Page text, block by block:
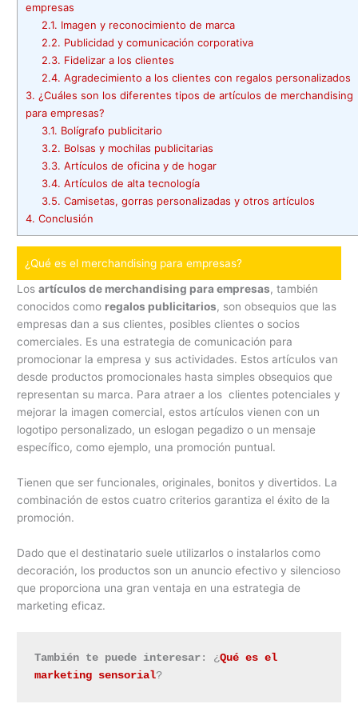
empresas
2.1. Imagen y reconocimiento de marca
2.2. Publicidad y comunicación corporativa
2.3. Fidelizar a los clientes
2.4. Agradecimiento a los clientes con regalos personalizados
3. ¿Cuáles son los diferentes tipos de artículos de merchandising
para empresas?
3.1. Bolígrafo publicitario
3.2. Bolsas y mochilas publicitarias
3.3. Artículos de oficina y de hogar
3.4. Artículos de alta tecnología
3.5. Camisetas, gorras personalizadas y otros artículos
4. Conclusión
¿Qué es el merchandising para empresas?
Losartículos de merchandising para empresas, también
conocidos como regalos publicitarios, son obsequios que las
empresas dan a sus clientes, posibles clientes o socios
comerciales. Es una estrategia de comunicación para
promocionar la empresa y sus actividades. Estos artículos van
desde productos promocionales hasta simples obsequios que
representan su marca. Para atraer a los clientes potenciales y
mejorar la imagen comercial, estos artículos vienen con un
logotipo personalizado, un eslogan pegadizo o un mensaje
específico, como ejemplo, una promoción puntual.
Tienen que ser funcionales, originales, bonitos y divertidos. La
combinación de estos cuatro criterios garantiza el éxito de la
promoción.
Dado que el destinatario suele utilizarlos o instalarlos como
decoración, los productos son un anuncio efectivo y silencioso
que proporciona una gran ventaja en una estrategia de
marketing eficaz.
También te puede interesar: ¿Qué es el
marketing sensorial?